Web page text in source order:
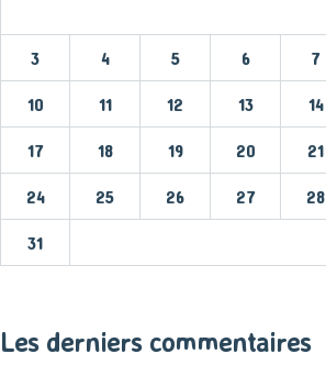
3 4 5 6 7
10 11 12 13 14
17 18 19 20 21
24 25 26 27 28
31
Les derniers commentaires